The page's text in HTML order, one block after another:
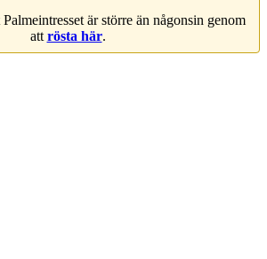
är större än någonsin genom
att rösta här.